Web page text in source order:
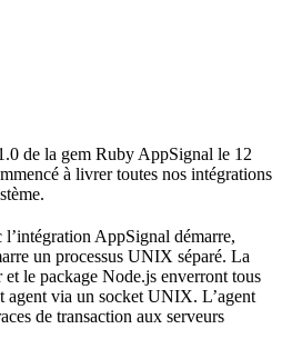
de la gem Ruby AppSignal le 12
à livrer toutes nos intégrations
AppSignal démarre,
un processus UNIX séparé. La
le package Node.js enverront tous
agent via un socket UNIX. L’agent
de transaction aux serveurs